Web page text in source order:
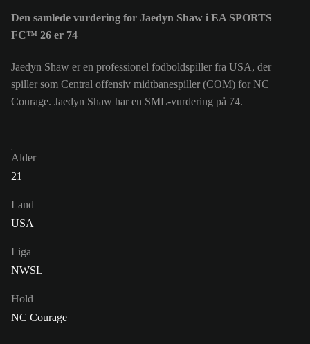
Den samlede vurdering for Jaedyn Shaw i EA SPORTS
FC™ 26 er 74
Jaedyn Shaw er en professionel fodboldspiller fra USA, der
spiller som Central offensiv midtbanespiller (COM) for NC
Courage. Jaedyn Shaw har en SML-vurdering på 74.
Alder
21
Land
USA
Liga
NWSL
Hold
NC Courage